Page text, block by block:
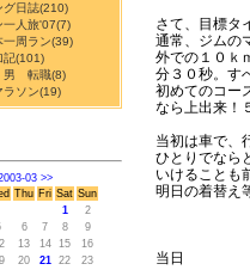
グ日誌(210)
一人旅'07(7)
一周ラン(39)
記(101)
男 転職(8)
ラソン(19)
03 >>
Thu Fri Sat Sun
1
2
6 7 8
9
13 14 15
16
20 21 22
23
さて、目標タ
通常、ジムの
外での１０ｋ
分３０秒。す
初めてのコー
なら上出来！
当初は車で、
ひとりでなら
いけることも
明日の着替え
当日